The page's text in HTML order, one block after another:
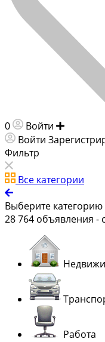
0 Войти
Войти
Фильтр
Все категории
Выберите категорию
28 764 объявления -
Работа